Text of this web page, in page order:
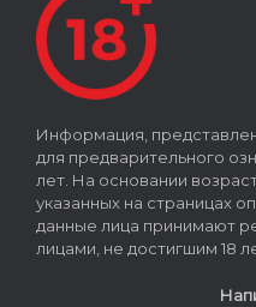
Информация,
для предварительного
лет. На основании
указанных на страницах
данные лица принимают
лицами, не достигшим 18